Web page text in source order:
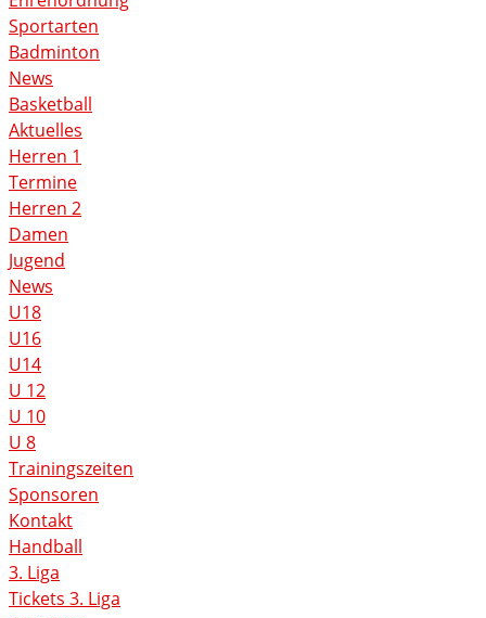
Sportarten
Badminton
News
Basketball
Aktuelles
Herren 1
Termine
Herren 2
Damen
Jugend
News
U18
U16
U14
U 12
U 10
U 8
Trainingszeiten
Sponsoren
Kontakt
Handball
3. Liga
Tickets 3. Liga